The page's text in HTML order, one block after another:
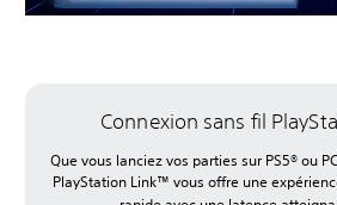
Connexion sans fil
Que vous lanciez vos parties sur PS5® ou
PlayStation Link™ vous offre une